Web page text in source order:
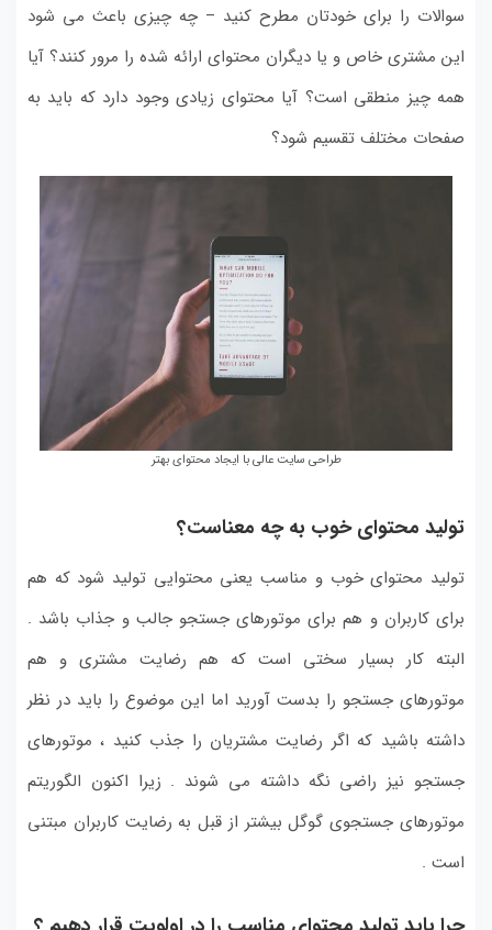
سوالات را برای خودتان مطرح کنید – چه چیزی باعث می شود
این مشتری خاص و یا دیگران محتوای ارائه شده را مرور کنند؟ آیا
همه چیز منطقی است؟ آیا محتوای زیادی وجود دارد که باید به
صفحات مختلف تقسیم شود؟
طراحی سایت عالی با ایجاد محتوای بهتر
تولید محتوای خوب به چه معناست؟
تولید محتوای خوب و مناسب یعنی محتوایی تولید شود که هم
برای کاربران و هم برای موتورهای جستجو جالب و جذاب باشد .
البته کار بسیار سختی است که هم رضایت مشتری و هم
موتورهای جستجو را بدست آورید اما این موضوع را باید در نظر
داشته باشید که اگر رضایت مشتریان را جذب کنید ، موتورهای
جستجو نیز راضی نگه داشته می شوند . زیرا اکنون الگوریتم
موتورهای جستجوی گوگل بیشتر از قبل به رضایت کاربران مبتنی
است .